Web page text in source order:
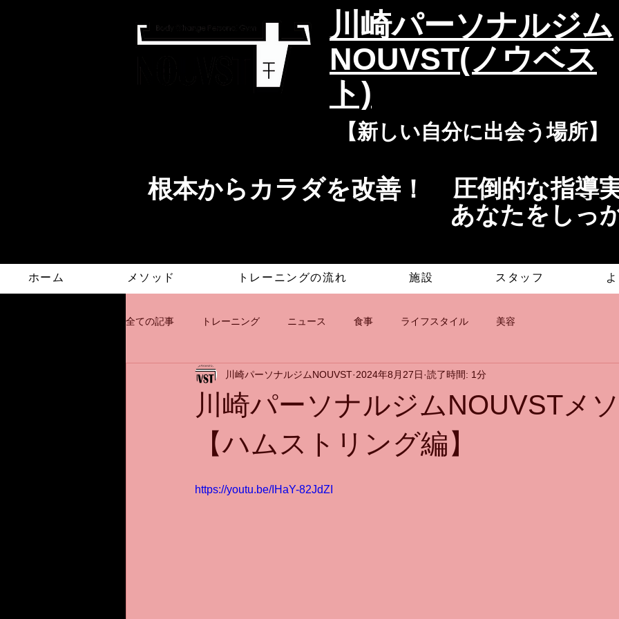
​川崎パーソナルジム
NOUVST(ノウベス
ト)
​​【新しい自分に出会う場所】
​根本からカラダを改善！​​
圧倒的な指導
あなたをしっ
ホーム メソッド トレーニングの流れ 施設 スタッフ
全ての記事 トレーニング ニュース 食事 ライフスタイル 美容
川崎パーソナルジムNOUVSTメ
【ハムストリング編】
川崎パーソナルジムNOUVST 2024年8月27日 読了時間: 1分
https://youtu.be/IHaY-82JdZI